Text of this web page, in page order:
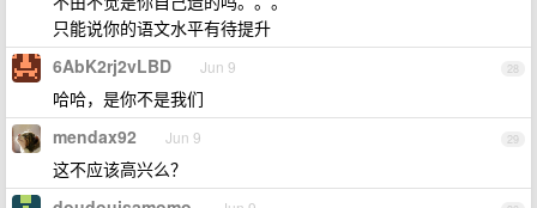
只能说你的语文水平有待提升
28
6AbK2rj2vLBD Jun 9
哈哈，是你不是我们
29
mendax92 Jun 9
这不应该高兴么？